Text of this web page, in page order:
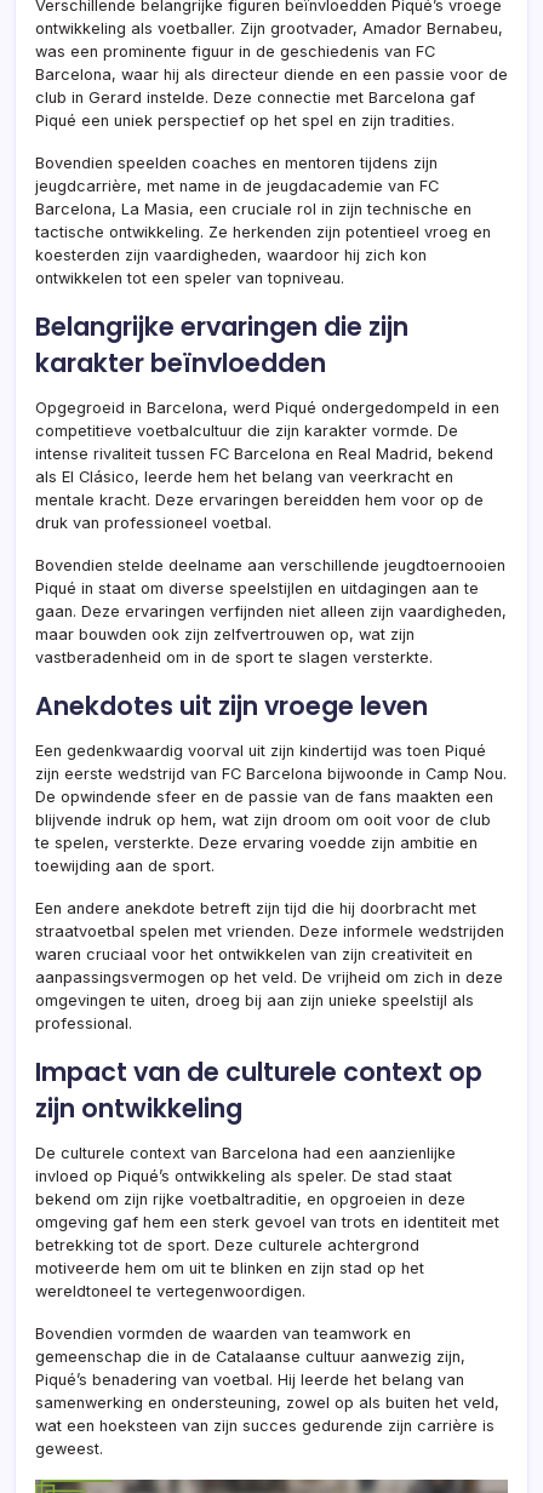
Verschillende belangrijke figuren beïnvloedden Piqué’s vroege
ontwikkeling als voetballer. Zijn grootvader, Amador Bernabeu,
was een prominente figuur in de geschiedenis van FC
Barcelona, waar hij als directeur diende en een passie voor de
club in Gerard instelde. Deze connectie met Barcelona gaf
Piqué een uniek perspectief op het spel en zijn tradities.
Bovendien speelden coaches en mentoren tijdens zijn
jeugdcarrière, met name in de jeugdacademie van FC
Barcelona, La Masia, een cruciale rol in zijn technische en
tactische ontwikkeling. Ze herkenden zijn potentieel vroeg en
koesterden zijn vaardigheden, waardoor hij zich kon
ontwikkelen tot een speler van topniveau.
Belangrijke ervaringen die zijn
karakter beïnvloedden
Opgegroeid in Barcelona, werd Piqué ondergedompeld in een
competitieve voetbalcultuur die zijn karakter vormde. De
intense rivaliteit tussen FC Barcelona en Real Madrid, bekend
als El Clásico, leerde hem het belang van veerkracht en
mentale kracht. Deze ervaringen bereidden hem voor op de
druk van professioneel voetbal.
Bovendien stelde deelname aan verschillende jeugdtoernooien
Piqué in staat om diverse speelstijlen en uitdagingen aan te
gaan. Deze ervaringen verfijnden niet alleen zijn vaardigheden,
maar bouwden ook zijn zelfvertrouwen op, wat zijn
vastberadenheid om in de sport te slagen versterkte.
Anekdotes uit zijn vroege leven
Een gedenkwaardig voorval uit zijn kindertijd was toen Piqué
zijn eerste wedstrijd van FC Barcelona bijwoonde in Camp Nou.
De opwindende sfeer en de passie van de fans maakten een
blijvende indruk op hem, wat zijn droom om ooit voor de club
te spelen, versterkte. Deze ervaring voedde zijn ambitie en
toewijding aan de sport.
Een andere anekdote betreft zijn tijd die hij doorbracht met
straatvoetbal spelen met vrienden. Deze informele wedstrijden
waren cruciaal voor het ontwikkelen van zijn creativiteit en
aanpassingsvermogen op het veld. De vrijheid om zich in deze
omgevingen te uiten, droeg bij aan zijn unieke speelstijl als
professional.
Impact van de culturele context op
zijn ontwikkeling
De culturele context van Barcelona had een aanzienlijke
invloed op Piqué’s ontwikkeling als speler. De stad staat
bekend om zijn rijke voetbaltraditie, en opgroeien in deze
omgeving gaf hem een sterk gevoel van trots en identiteit met
betrekking tot de sport. Deze culturele achtergrond
motiveerde hem om uit te blinken en zijn stad op het
wereldtoneel te vertegenwoordigen.
Bovendien vormden de waarden van teamwork en
gemeenschap die in de Catalaanse cultuur aanwezig zijn,
Piqué’s benadering van voetbal. Hij leerde het belang van
samenwerking en ondersteuning, zowel op als buiten het veld,
wat een hoeksteen van zijn succes gedurende zijn carrière is
geweest.